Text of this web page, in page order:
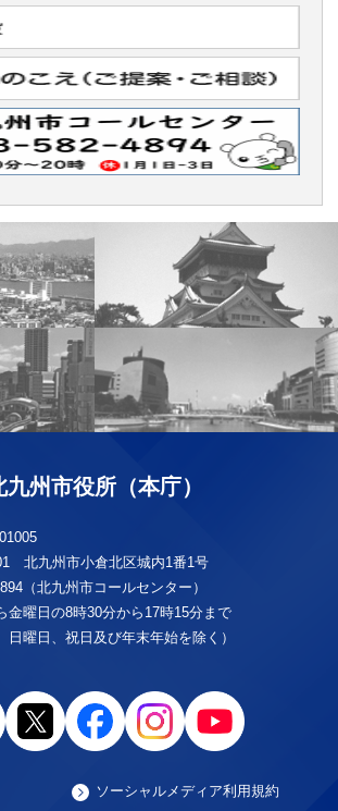
九州市役所（本庁）
北九州市小倉北区城内1番1号
（北九州市コールセンター）
金曜日の8時30分から17時15分まで
日曜日、祝日及び年末年始を除く）
ソーシャルメディア利用規約